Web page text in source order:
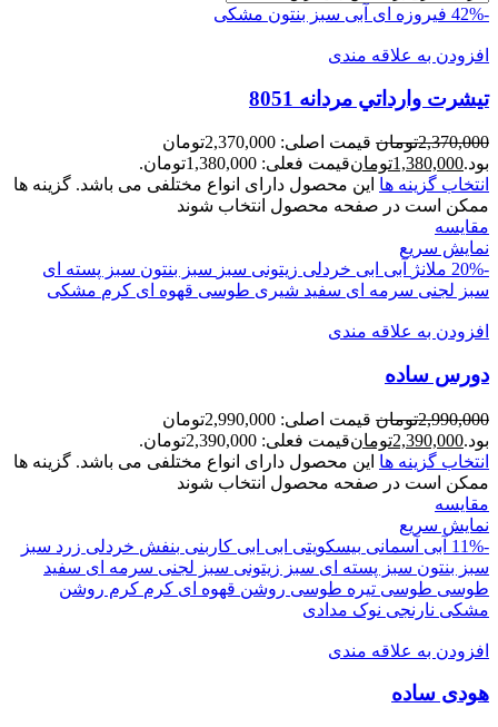
-42% فیروزه ای آبی سبز بنتون مشکی
افزودن به علاقه مندی
تيشرت وارداتي مردانه 8051
2,370,000تومان
قیمت اصلی: 2,370,000تومان
بود.1,380,000تومانقیمت فعلی: 1,380,000تومان.
انتخاب گزینه ها این محصول دارای انواع مختلفی می باشد. گزینه ها
ممکن است در صفحه محصول انتخاب شوند
مقايسه
نمایش سریع
-20%
ملانژ آبی ابی خردلی زیتونی سبز سبز بنتون سبز پسته ای
سبز لجنی سرمه ای سفید شیری طوسی قهوه ای کرم مشکی
افزودن به علاقه مندی
دورس ساده
2,990,000تومان
قیمت اصلی: 2,990,000تومان
بود.2,390,000تومانقیمت فعلی: 2,390,000تومان.
انتخاب گزینه ها این محصول دارای انواع مختلفی می باشد. گزینه ها
ممکن است در صفحه محصول انتخاب شوند
مقايسه
نمایش سریع
-11%
آبی آسمانی بیسکویتی ابی ابی کاربنی بنفش خردلی زرد سبز
سبز بنتون سبز پسته ای سبز زیتونی سبز لجنی سرمه ای سفید
طوسی طوسی تیره طوسی روشن قهوه ای کرم کرم روشن
مشکی نارنجی نوک مدادی
افزودن به علاقه مندی
هودی ساده